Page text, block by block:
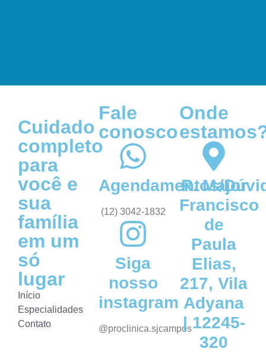
Cuidado
completo
para
você e
sua
família
em um
só
lugar
Início
Especialidades
Contato
Fale
conosco
Agendamentos/
(12) 3042-1832
Siga
nosso
instagram
@proclinica.sjcampos
Onde
R. Major
Francisco
de
Paula
Elias,
217, Vila
Adyana
| 12245-
320